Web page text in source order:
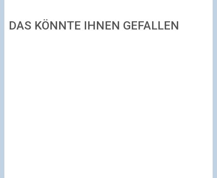
DAS KÖNNTE IHNEN GEFALLEN